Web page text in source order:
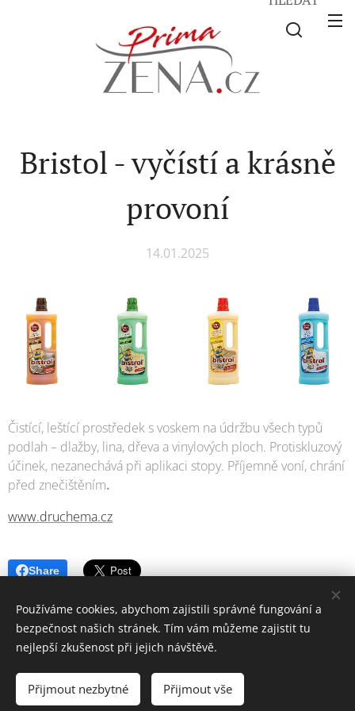
Bristol - vyčístí a krásně
provoní
14.01.2025
Čistící, leštící prostředek s voskem na údržbu všech typů
podlah – dlažby, lina, dřeva a vinylových ploch. Protiskluzový
účinek, nezanechává při aplikaci stopy. Příjemně voní, chrání
před znečištěním.
www.druchema.cz
Share
© 2006-2025 PrimaŽena.cz I ESPRIT BOHEMIA s.r.o. I Všechna práva
vyhrazena.
Cookies
Používáme cookies, abychom zajistili správné fungování a
bezpečnost našich stránek. Tím vám můžeme zajistit tu
nejlepší zkušenost při jejich návštěvě.
Přijmout nezbytné Přijmout vše